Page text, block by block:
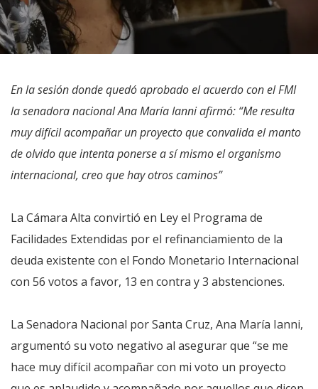
En la sesión donde quedó aprobado el acuerdo con el FMI
la senadora nacional Ana María Ianni afirmó: “Me resulta
muy difícil acompañar un proyecto que convalida el manto
de olvido que intenta ponerse a sí mismo el organismo
internacional, creo que hay otros caminos”
La Cámara Alta convirtió en Ley el Programa de
Facilidades Extendidas por el refinanciamiento de la
deuda existente con el Fondo Monetario Internacional
con 56 votos a favor, 13 en contra y 3 abstenciones.
La Senadora Nacional por Santa Cruz, Ana María Ianni,
argumentó su voto negativo al asegurar que “se me
hace muy difícil acompañar con mi voto un proyecto